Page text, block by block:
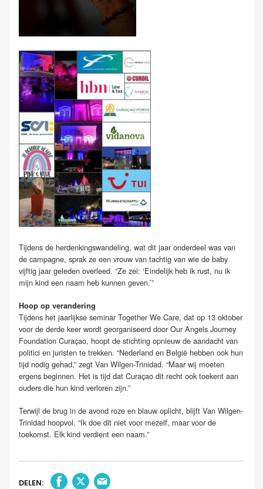
Tijdens de herdenkingswandeling, wat dit jaar onderdeel was van
de campagne, sprak ze een vrouw van tachtig van wie de baby
vijftig jaar geleden overleed. “Ze zei: ‘Eindelijk heb ik rust, nu ik
mijn kind een naam heb kunnen geven.’”
Hoop op verandering
Tijdens het jaarlijkse seminar Together We Care, dat op 13 oktober
voor de derde keer wordt georganiseerd door Our Angels Journey
Foundation Curaçao, hoopt de stichting opnieuw de aandacht van
politici en juristen te trekken. “Nederland en België hebben ook hun
tijd nodig gehad,” zegt Van Wilgen-Trinidad. “Maar wij moeten
ergens beginnen. Het is tijd dat Curaçao dit recht ook toekent aan
ouders die hun kind verloren zijn.”
Terwijl de brug in de avond roze en blauw oplicht, blijft Van Wilgen-
Trinidad hoopvol. “Ik doe dit niet voor mezelf, maar voor de
toekomst. Elk kind verdient een naam.”
DELEN: